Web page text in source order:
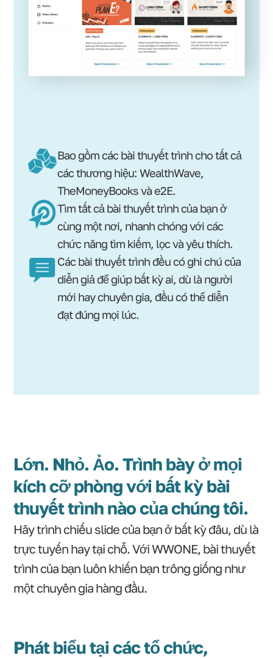
Bao gồm các bài thuyết trình cho tất cả
các thương hiệu: WealthWave,
TheMoneyBooks và e2E.
Tìm tất cả bài thuyết trình của bạn ở
cùng một nơi, nhanh chóng với các
chức năng tìm kiếm, lọc và yêu thích.
Các bài thuyết trình đều có ghi chú của
diễn giả để giúp bất kỳ ai, dù là người
mới hay chuyên gia, đều có thể diễn
đạt đúng mọi lúc.
Lớn. Nhỏ. Ảo. Trình bày ở mọi
kích cỡ phòng với bất kỳ bài
thuyết trình nào của chúng tôi.
Hãy trình chiếu slide của bạn ở bất kỳ đâu, dù là
trực tuyến hay tại chỗ. Với WWONE, bài thuyết
trình của bạn luôn khiến bạn trông giống như
một chuyên gia hàng đầu.
Phát biểu tại các tổ chức,